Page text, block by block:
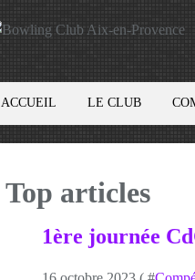
ACCUEIL LE CLUB
Top articles
1ère journée